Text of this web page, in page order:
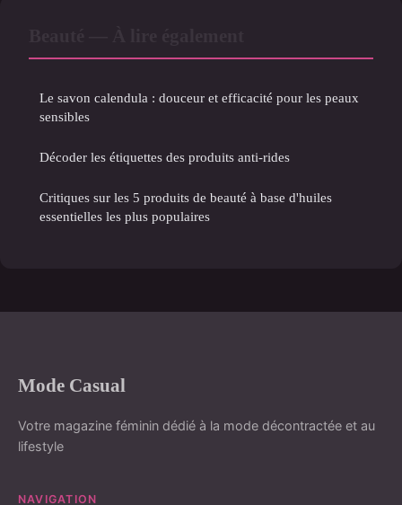
Le savon calendula : douceur et efficacité pour les peaux
sensibles
Décoder les étiquettes des produits anti-rides
Critiques sur les 5 produits de beauté à base d'huiles
essentielles les plus populaires
Mode Casual
Votre magazine féminin dédié à la mode décontractée et au
lifestyle
NAVIGATION